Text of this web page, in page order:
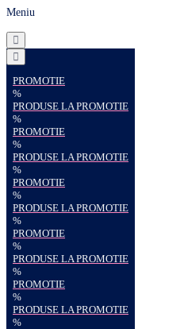
Meniu
PROMOTIE
%
PRODUSE LA PROMOTIE
%
PROMOTIE
%
PRODUSE LA PROMOTIE
%
PROMOTIE
%
PRODUSE LA PROMOTIE
%
PROMOTIE
%
PRODUSE LA PROMOTIE
%
PROMOTIE
%
PRODUSE LA PROMOTIE
%